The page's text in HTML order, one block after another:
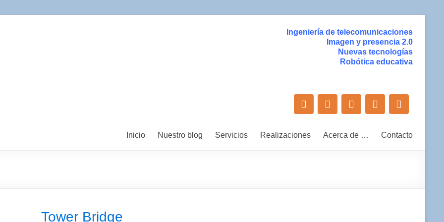
Ingeniería de telecomunicaciones
Imagen y presencia 2.0
Nuevas tecnologías
Robótica educativa
Inicio Nuestro blog Servicios Realizaciones Acerca de … Contacto
Tower Bridge